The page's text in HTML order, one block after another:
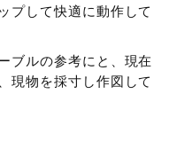
プして快適に動作して
ブルの参考にと、現在
現物を採寸し作図して